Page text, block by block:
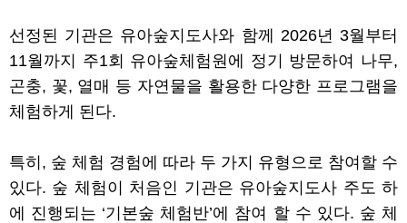
선정된 기관은 유아숲지도사와 함께 2026년3월부터
11월까지 주1회 유아숲체험원에 정기 방문하여 나무,
곤충, 꽃, 열매 등 자연물을 활용한 다양한 프로그램을
체험하게 된다.
특히 , 숲 체험 경험에 따라 두 가지 유형으로 참여할 수
있다. 숲 체험이 처음인 기관은 유아숲지도사 주도 하
에 진행되는 ‘기본숲 체험반’에 참여 할 수 있다. 숲 체